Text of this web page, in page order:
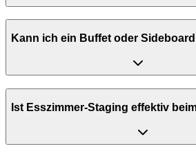
Kann ich ein Buffet oder
Ist Esszimmer-Staging effektiv